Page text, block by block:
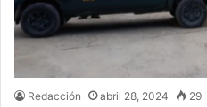
Redacción abril 28, 2024 29